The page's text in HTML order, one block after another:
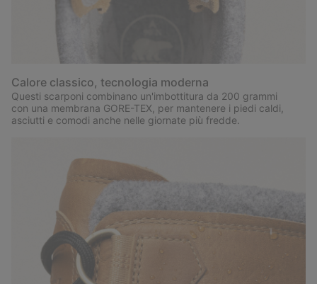
Calore classico, tecnologia moderna
Questi scarponi combinano un'imbottitura da 200 grammi
con una membrana GORE-TEX, per mantenere i piedi caldi,
asciutti e comodi anche nelle giornate più fredde.